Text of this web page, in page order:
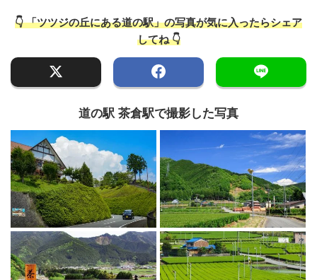
👇 「ツツジの丘にある道の駅」の写真が気に入ったらシェア
してね 👇
道の駅 茶倉駅で撮影した写真